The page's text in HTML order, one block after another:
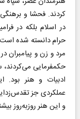
کردند. فحشا و
در اسلام بلکه در
حرام دانسته شده
مرد و زن و پیامبران
حکمفرمایی می‌کردند،
ادبیات و هنر
عملکردی جز
و این هنر روز‌به‌روز